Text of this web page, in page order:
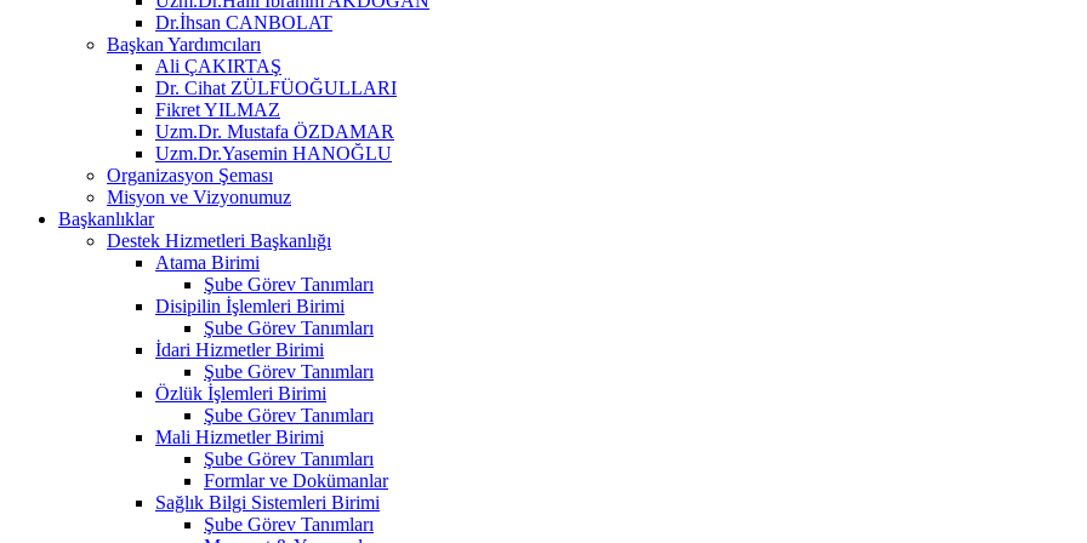
Dr.İhsan CANBOLAT
Başkan Yardımcıları
Ali ÇAKIRTAŞ
Dr. Cihat ZÜLFÜOĞULLARI
Fikret YILMAZ
Uzm.Dr. Mustafa ÖZDAMAR
Uzm.Dr.Yasemin HANOĞLU
Organizasyon Şeması
Misyon ve Vizyonumuz
Başkanlıklar
Destek Hizmetleri Başkanlığı
Atama Birimi
Şube Görev Tanımları
Disipilin İşlemleri Birimi
Şube Görev Tanımları
İdari Hizmetler Birimi
Şube Görev Tanımları
Özlük İşlemleri Birimi
Şube Görev Tanımları
Mali Hizmetler Birimi
Şube Görev Tanımları
Formlar ve Dokümanlar
Sağlık Bilgi Sistemleri Birimi
Şube Görev Tanımları